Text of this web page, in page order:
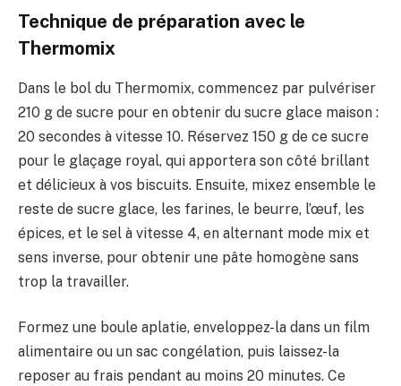
Technique de préparation avec le
Thermomix
Dans le bol du Thermomix, commencez par pulvériser
210 g de sucre pour en obtenir du sucre glace maison :
20 secondes à vitesse 10. Réservez 150 g de ce sucre
pour le glaçage royal, qui apportera son côté brillant
et délicieux à vos biscuits. Ensuite, mixez ensemble le
reste de sucre glace, les farines, le beurre, l’œuf, les
épices, et le sel à vitesse 4, en alternant mode mix et
sens inverse, pour obtenir une pâte homogène sans
trop la travailler.
Formez une boule aplatie, enveloppez-la dans un film
alimentaire ou un sac congélation, puis laissez-la
reposer au frais pendant au moins 20 minutes. Ce